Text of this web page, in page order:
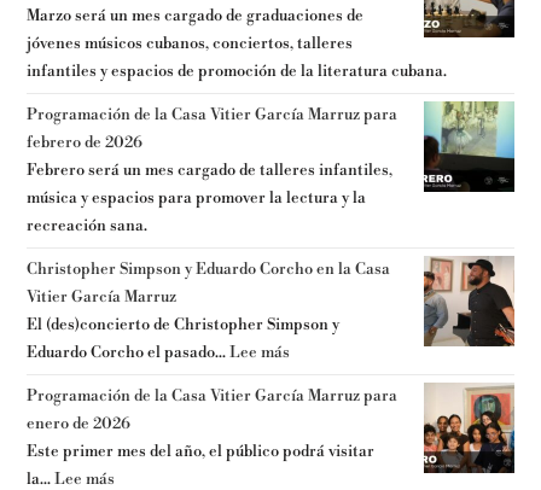
Marzo será un mes cargado de graduaciones de
jóvenes músicos cubanos, conciertos, talleres
infantiles y espacios de promoción de la literatura cubana.
Programación de la Casa Vitier García Marruz para
febrero de 2026
Febrero será un mes cargado de talleres infantiles,
música y espacios para promover la lectura y la
recreación sana.
Christopher Simpson y Eduardo Corcho en la Casa
Vitier García Marruz
El (des)concierto de Christopher Simpson y
Eduardo Corcho el pasado...Lee más
Programación de la Casa Vitier García Marruz para
enero de 2026
Este primer mes del año, el público podrá visitar
la...Lee más